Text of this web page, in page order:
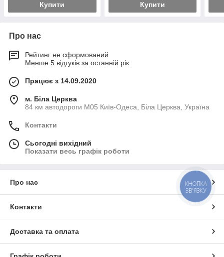
Купити Купити
Про нас
Рейтинг не сформований
Менше 5 відгуків за останній рік
Працює з 14.09.2020
м. Біла Церква
84 км автодороги М05 Київ-Одеса, Біла Церква, Україна
Контакти
Сьогодні вихідний
Показати весь графік роботи
Про нас
Контакти
Доставка та оплата
КНОПКА
ЗВ'ЯЗКУ